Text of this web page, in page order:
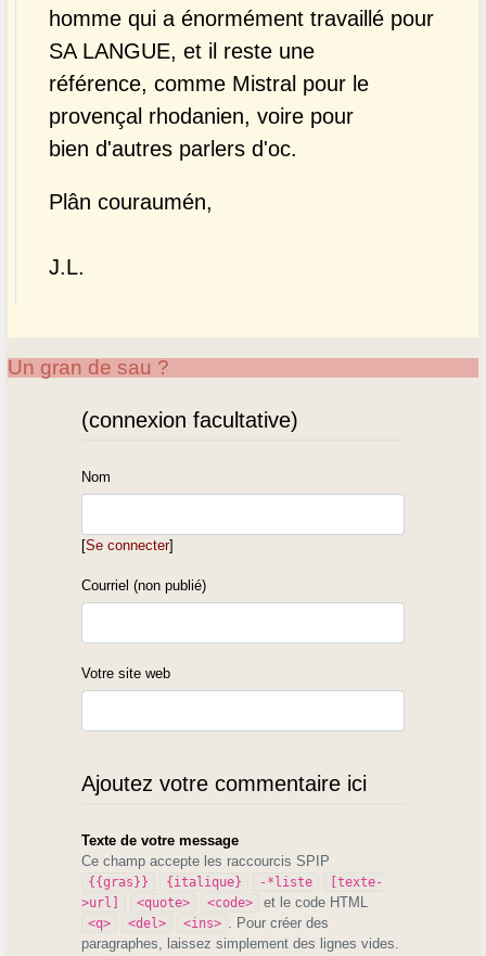
homme qui a énormément travaillé pour
SA LANGUE, et il reste une
référence, comme Mistral pour le
provençal rhodanien, voire pour
bien d'autres parlers d'oc.
Plân couraumén,
J.L.
Un gran de sau ?
(connexion facultative)
Nom
[Se connecter]
Courriel (non publié)
Votre site web
Ajoutez votre commentaire ici
Texte de votre message
Ce champ accepte les raccourcis SPIP
{{gras}} {italique} -*liste
[texte-
>url]
<quote> <code> et le code HTML
<q> <del> <ins>
. Pour créer des
paragraphes, laissez simplement des lignes vides.